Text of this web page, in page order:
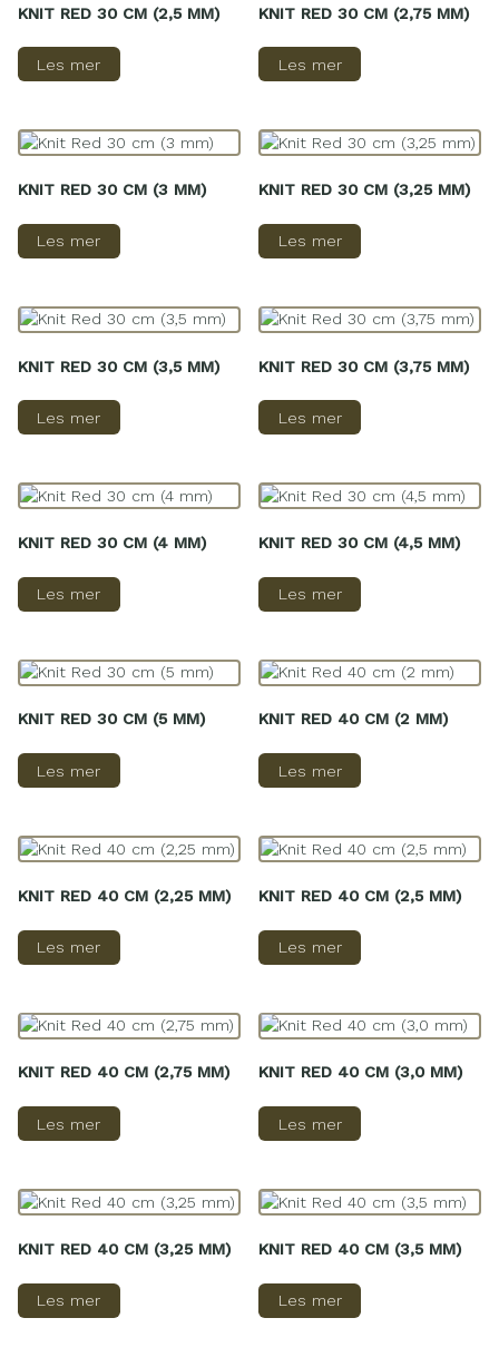
KNIT RED 30 CM (2,5 MM)
Les mer
KNIT RED 30 CM (2,75 MM)
Les mer
KNIT RED 30 CM (3 MM)
Les mer
KNIT RED 30 CM (3,25 MM)
Les mer
KNIT RED 30 CM (3,5 MM)
Les mer
KNIT RED 30 CM (3,75 MM)
Les mer
KNIT RED 30 CM (4 MM)
Les mer
KNIT RED 30 CM (4,5 MM)
Les mer
KNIT RED 30 CM (5 MM)
Les mer
KNIT RED 40 CM (2 MM)
Les mer
KNIT RED 40 CM (2,25 MM)
Les mer
KNIT RED 40 CM (2,5 MM)
Les mer
KNIT RED 40 CM (2,75 MM)
Les mer
KNIT RED 40 CM (3,0 MM)
Les mer
KNIT RED 40 CM (3,25 MM)
Les mer
KNIT RED 40 CM (3,5 MM)
Les mer